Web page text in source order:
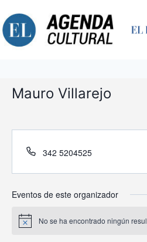
al
contenido
Mauro Villarejo
Teléfono
342 5204525
Eventos de este organizador
Aviso No se ha encontrado ningún